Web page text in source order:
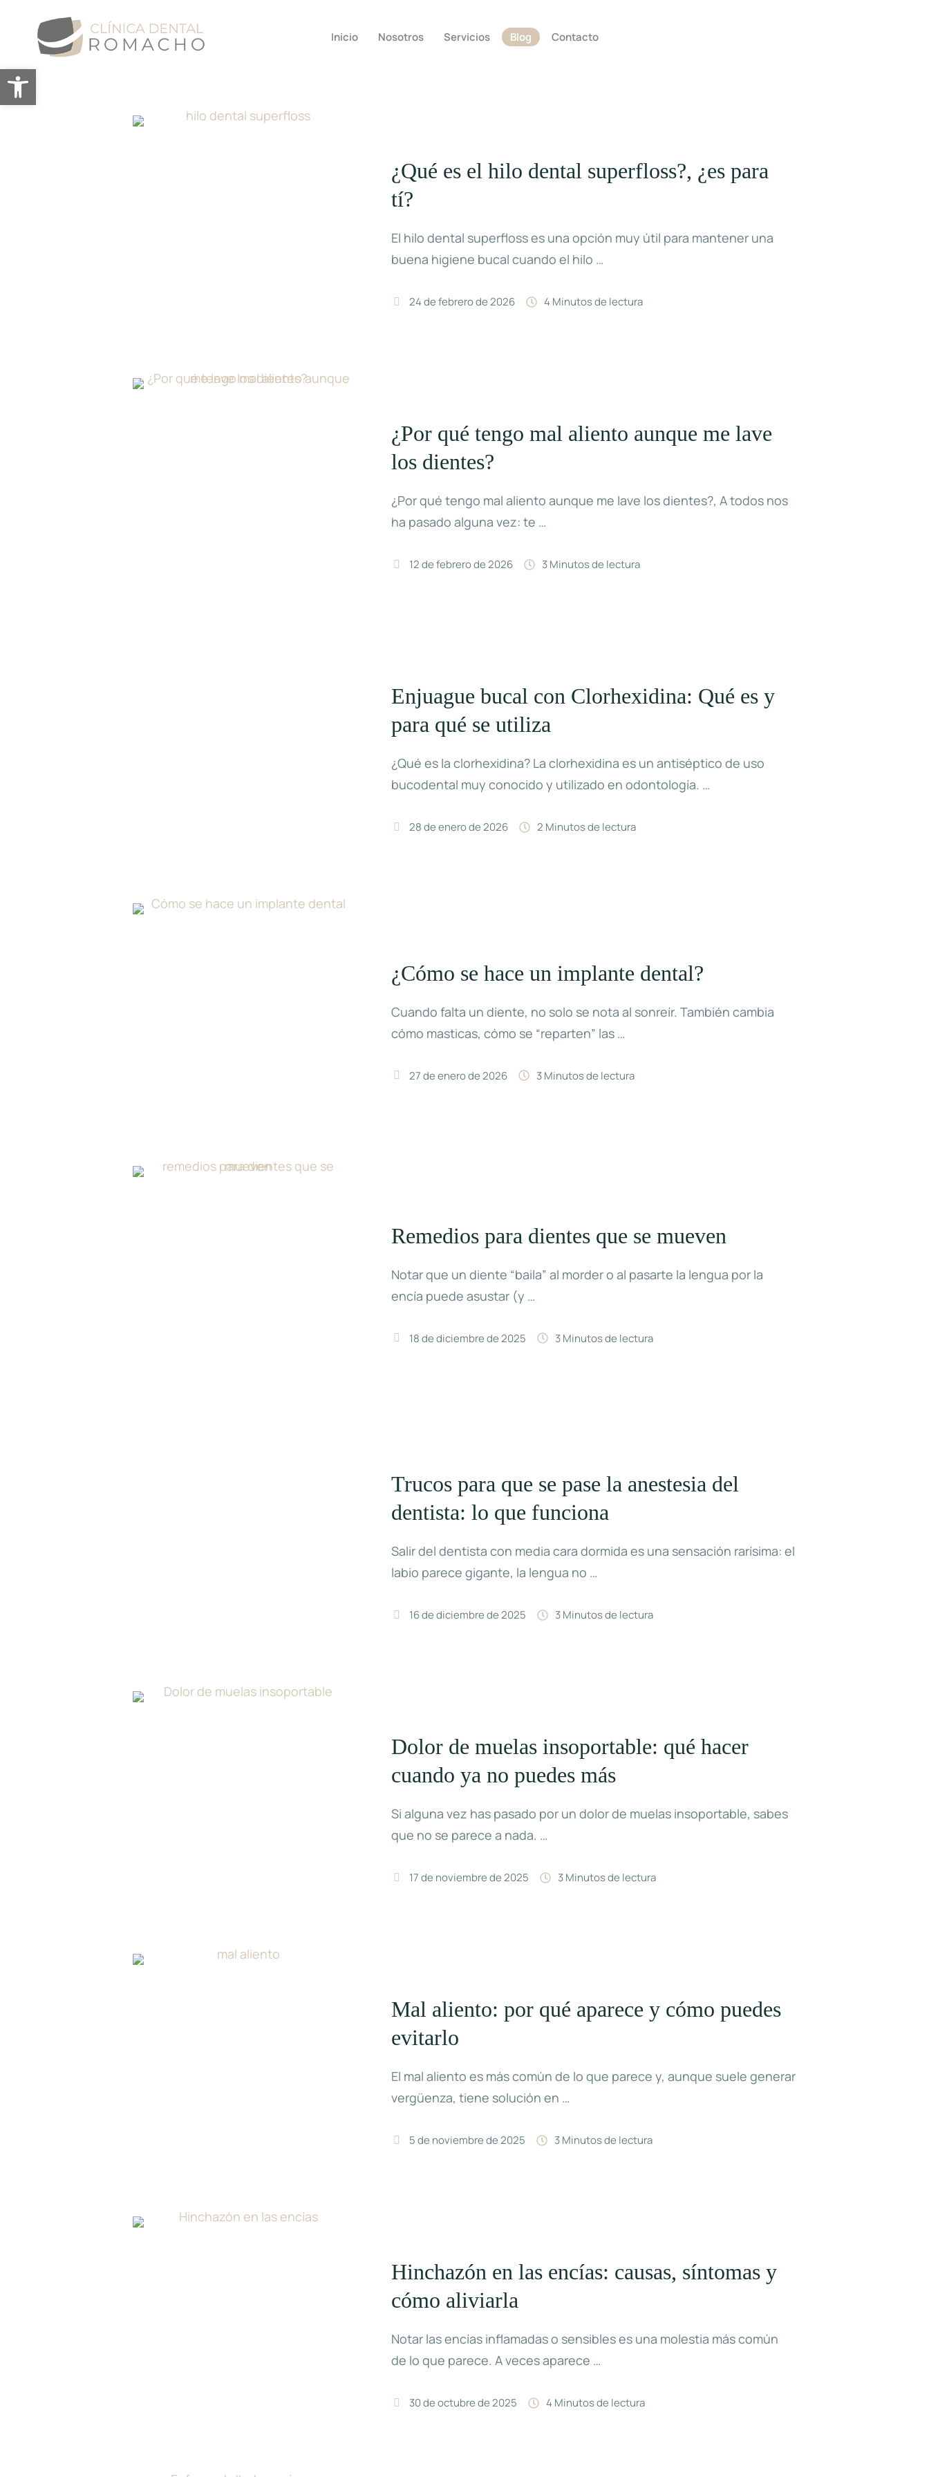
Abrir barra de herramientas
Inicio Nosotros Servicios Blog Contacto
¿Qué es el hilo dental superfloss?, ¿es para
tí?
El hilo dental superfloss es una opción muy útil para mantener una
buena higiene bucal cuando el hilo …
24 de febrero de 2026 4 Minutos de lectura
¿Por qué tengo mal aliento aunque me lave
los dientes?
¿Por qué tengo mal aliento aunque me lave los dientes?, A todos nos
ha pasado alguna vez: te …
12 de febrero de 2026 3 Minutos de lectura
Enjuague bucal con Clorhexidina: Qué es y
para qué se utiliza
¿Qué es la clorhexidina? La clorhexidina es un antiséptico de uso
bucodental muy conocido y utilizado en odontología. …
28 de enero de 2026 2 Minutos de lectura
¿Cómo se hace un implante dental?
Cuando falta un diente, no solo se nota al sonreír. También cambia
cómo masticas, cómo se “reparten” las …
27 de enero de 2026 3 Minutos de lectura
Remedios para dientes que se mueven
Notar que un diente “baila” al morder o al pasarte la lengua por la
encía puede asustar (y …
18 de diciembre de 2025 3 Minutos de lectura
Trucos para que se pase la anestesia del
dentista: lo que funciona
Salir del dentista con media cara dormida es una sensación rarísima: el
labio parece gigante, la lengua no …
16 de diciembre de 2025 3 Minutos de lectura
Dolor de muelas insoportable: qué hacer
cuando ya no puedes más
Si alguna vez has pasado por un dolor de muelas insoportable, sabes
que no se parece a nada. …
17 de noviembre de 2025 3 Minutos de lectura
Mal aliento: por qué aparece y cómo puedes
evitarlo
El mal aliento es más común de lo que parece y, aunque suele generar
vergüenza, tiene solución en …
5 de noviembre de 2025 3 Minutos de lectura
Hinchazón en las encías: causas, síntomas y
cómo aliviarla
Notar las encías inflamadas o sensibles es una molestia más común
de lo que parece. A veces aparece …
30 de octubre de 2025 4 Minutos de lectura